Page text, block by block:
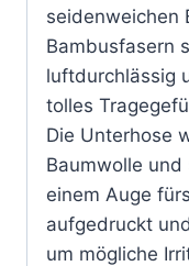
seidenweichen
Bambusfasern
luftdurchlässig
tolles
Die Unterhose
Baumwolle
einem Auge
aufgedruckt
um mögliche